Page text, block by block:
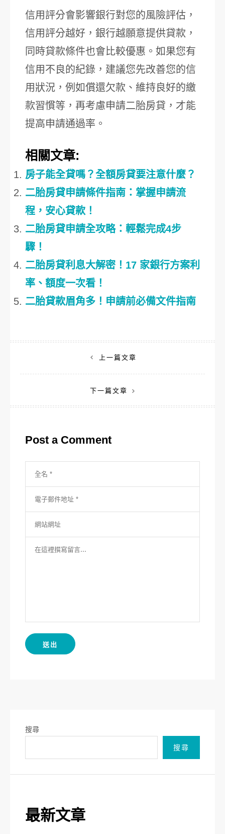
信用評分會影響銀行對您的風險評估，
信用評分越好，銀行越願意提供貸款，
同時貸款條件也會比較優惠。如果您有
信用不良的紀錄，建議您先改善您的信
用狀況，例如償還欠款、維持良好的繳
款習慣等，再考慮申請二胎房貸，才能
提高申請通過率。
相關文章:
房子能全貸嗎？全額房貸要注意什麼？
二胎房貸申請條件指南：掌握申請流
程，安心貸款！
二胎房貸申請全攻略：輕鬆完成4步
驟！
二胎房貸利息大解密！17 家銀行方案利
率、額度一次看！
二胎貸款眉角多！申請前必備文件指南
章
上一篇文章
下一篇文章
Post a Comment
搜尋
搜尋
最新文章